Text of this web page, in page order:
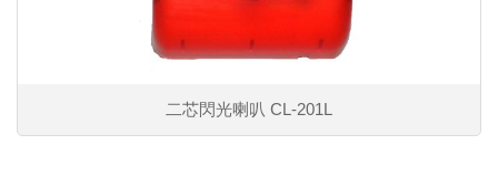
二芯閃光喇叭 CL-201L